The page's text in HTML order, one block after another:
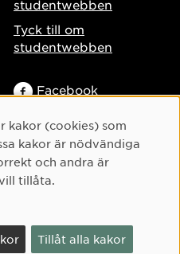
studentwebben
Tyck till om
studentwebben
Facebook
TikTok
Youtube
kakor (cookies) som
kakor är nödvändiga
och andra är
tillåta.
Tillåt alla kakor